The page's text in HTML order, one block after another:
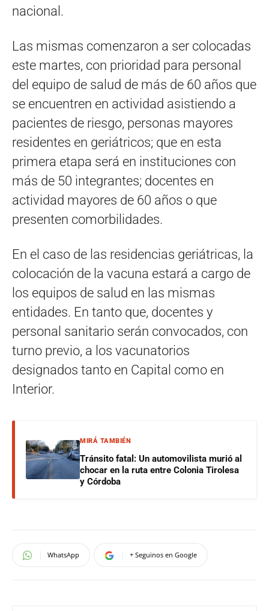
nacional.
Las mismas comenzaron a ser colocadas
este martes, con prioridad para personal
del equipo de salud de más de 60 años que
se encuentren en actividad asistiendo a
pacientes de riesgo, personas mayores
residentes en geriátricos; que en esta
primera etapa será en instituciones con
más de 50 integrantes; docentes en
actividad mayores de 60 años o que
presenten comorbilidades.
En el caso de las residencias geriátricas, la
colocación de la vacuna estará a cargo de
los equipos de salud en las mismas
entidades. En tanto que, docentes y
personal sanitario serán convocados, con
turno previo, a los vacunatorios
designados tanto en Capital como en
Interior.
MIRÁ TAMBIÉN
Tránsito fatal: Un automovilista murió al
chocar en la ruta entre Colonia Tirolesa
y Córdoba
WhatsApp + Seguinos en Google